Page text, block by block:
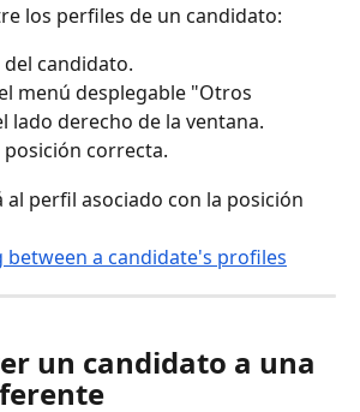
los perfiles de un candidato:
candidato.
menú desplegable "Otros
lado derecho de la ventana.
posición correcta.
al perfil asociado con la posición
un candidato a una